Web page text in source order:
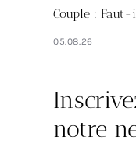
Couple :
05.08.26
notre